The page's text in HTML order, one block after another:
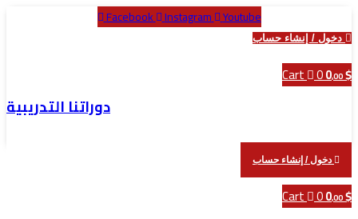
Facebook Instagram Youtube
دخول / إنشاء حساب
0,00$
0
Cart
دوراتنا التدريبية
دخول / إنشاء حساب
0,00$
0
Cart